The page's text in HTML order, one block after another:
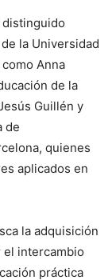
la Universidad
Anna
de la
Guillén y
de
quienes
aplicados en
la adquisición
intercambio
práctica